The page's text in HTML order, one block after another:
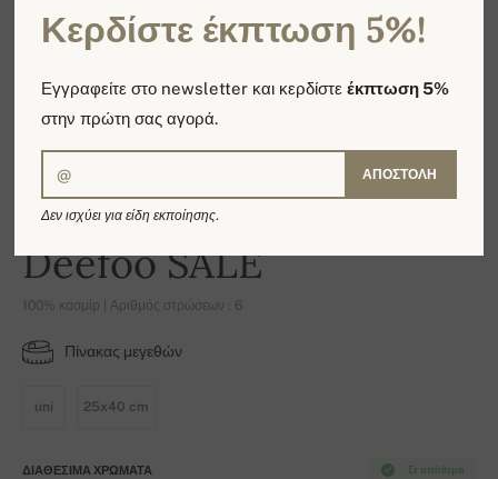
-14%
Deefoo SALE
100% κασμίρ | Αριθμός στρώσεων : 6
Πίνακας μεγεθών
uni 25x40 cm
Σε απόθεμα
ΔΙΑΘΈΣΙΜΑ ΧΡΏΜΑΤΑ
Κερδίστε έκπτωση 5%!
Εγγραφείτε στο newsletter και κερδίστεέκπτωση 5%
στην πρώτη σας αγορά.
ΑΠΟΣΤΟΛΉ
Δεν ισχύει για είδη εκποίησης.